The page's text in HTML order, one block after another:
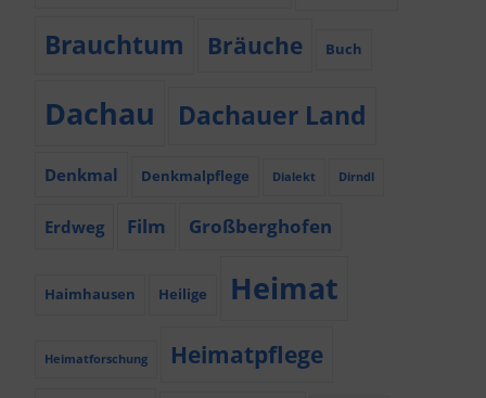
Brauchtum Bräuche Buch
Dachau Dachauer Land
Denkmal Denkmalpflege Dialekt Dirndl
Erdweg Film Großberghofen
Haimhausen Heilige Heimat
Heimatforschung Heimatpflege